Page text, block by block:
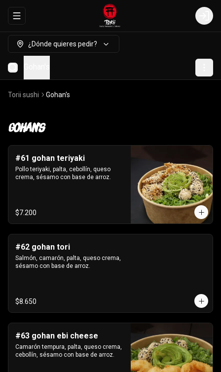
Abrir menu de navegación Login
¿Dónde quieres pedir?
Torii sushi Gohan's
Gohan's
#61 gohan teriyaki
Pollo teriyaki, palta, cebollín, queso
crema, sésamo con base de arroz.
$7.200
#62 gohan tori
Salmón, camarón, palta, queso crema,
sésamo con base de arroz.
$8.650
#63 gohan ebi cheese
Camarón tempura, palta, queso crema,
cebollín, sésamo con base de arroz.